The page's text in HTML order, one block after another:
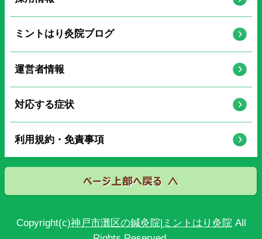
ミントはり灸院ブログ
運営者情報
対応する症状
利用規約・免責事項
Copyright(c)神戸市灘区の鍼灸院|ミントはり灸院All